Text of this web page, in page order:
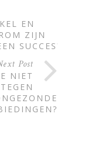
EN
ZIJN
SUCCES?
Post
NIET